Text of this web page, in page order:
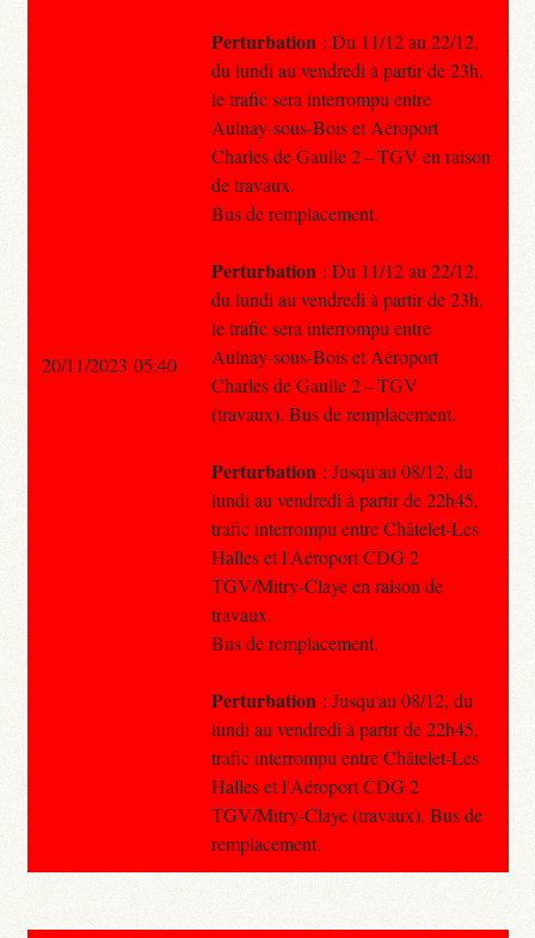
Perturbation : Du 11/12 au 22/12,
du lundi au vendredi à partir de 23h,
le trafic sera interrompu entre
Aulnay-sous-Bois et Aéroport
Charles de Gaulle 2 – TGV en raison
de travaux.
Bus de remplacement.
Perturbation : Du 11/12 au 22/12,
du lundi au vendredi à partir de 23h,
le trafic sera interrompu entre
Aulnay-sous-Bois et Aéroport
Charles de Gaulle 2 – TGV
(travaux). Bus de remplacement.
Perturbation : Jusqu'au 08/12, du
lundi au vendredi à partir de 22h45,
trafic interrompu entre Châtelet-Les
Halles et l'Aéroport CDG 2
TGV/Mitry-Claye en raison de
travaux.
Bus de remplacement.
Perturbation : Jusqu'au 08/12, du
lundi au vendredi à partir de 22h45,
trafic interrompu entre Châtelet-Les
Halles et l'Aéroport CDG 2
TGV/Mitry-Claye (travaux). Bus de
remplacement.
20/11/2023 05:40